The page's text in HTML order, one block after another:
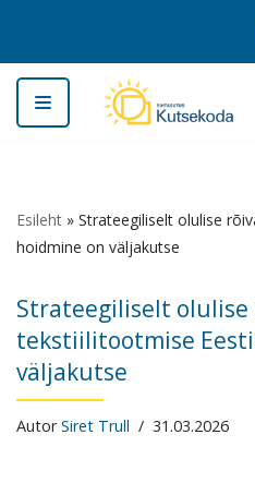
Skip
to
content
Esileht » Strateegiliselt olulise
hoidmine on väljakutse
Strateegiliselt olulise
tekstiilitootmise
väljakutse
AutorSiret Trull 31.03.2026